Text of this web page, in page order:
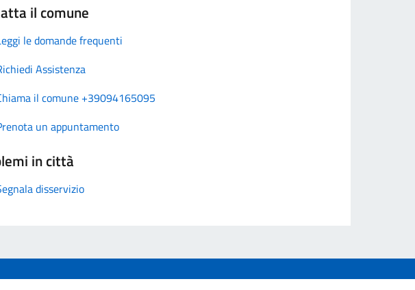
il comune
le domande frequenti
Assistenza
il comune +39094165095
un appuntamento
in città
disservizio